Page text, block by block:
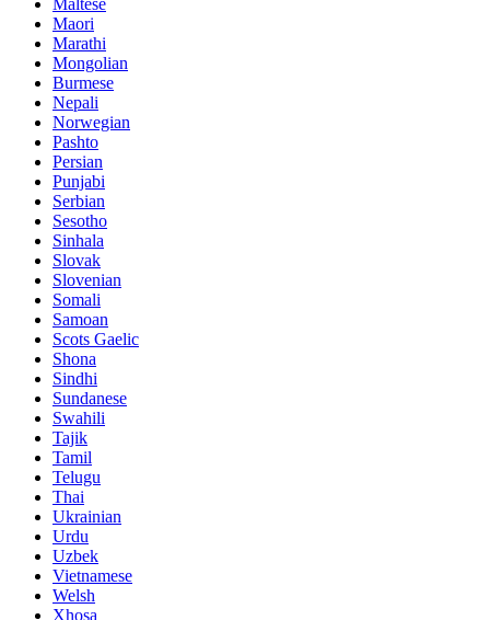
Maltese
Maori
Marathi
Mongolian
Burmese
Nepali
Norwegian
Pashto
Persian
Punjabi
Serbian
Sesotho
Sinhala
Slovak
Slovenian
Somali
Samoan
Scots Gaelic
Shona
Sindhi
Sundanese
Swahili
Tajik
Tamil
Telugu
Thai
Ukrainian
Urdu
Uzbek
Vietnamese
Welsh
Xhosa